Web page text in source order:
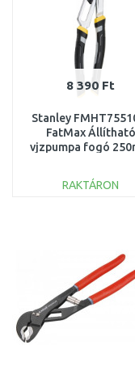
8 390 Ft
Stanley
FatMax Állítható
vjzpumpa fogó
RAKTÁRON